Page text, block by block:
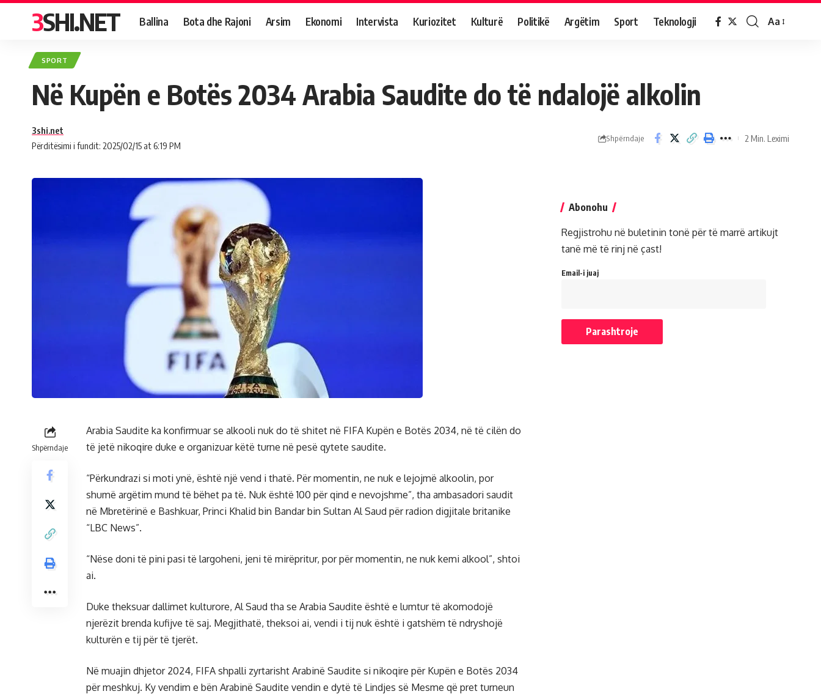
3SHI.NET Ballina Bota dhe Rajoni Arsim Ekonomi Intervista Kuriozitet Kulturë Politikë Argëtim Sport Teknologji Aa
SPORT
Në Kupën e Botës 2034 Arabia Saudite do të ndalojë alkolin
Përditësimi i fundit: 2025/02/15 at 6:19 PM
3shi.net
Shpërndaje 2 Min. Leximi
Shpërndaje
Arabia Saudite ka konfirmuar se alkooli nuk do të shitet në FIFA Kupën e Botës 2034, në të cilën do
të jetë nikoqire duke e organizuar këtë turne në pesë qytete saudite.
“Përkundrazi si moti ynë, është një vend i thatë. Për momentin, ne nuk e lejojmë alkoolin, por
shumë argëtim mund të bëhet pa të. Nuk është 100 për qind e nevojshme”, tha ambasadori saudit
në Mbretërinë e Bashkuar, Princi Khalid bin Bandar bin Sultan Al Saud për radion digjitale britanike
“LBC News”.
“Nëse doni të pini pasi të largoheni, jeni të mirëpritur, por për momentin, ne nuk kemi alkool”, shtoi
ai.
Duke theksuar dallimet kulturore, Al Saud tha se Arabia Saudite është e lumtur të akomodojë
njerëzit brenda kufijve të saj. Megjithatë, theksoi ai, vendi i tij nuk është i gatshëm të ndryshojë
kulturën e tij për të tjerët.
Në muajin dhjetor 2024, FIFA shpalli zyrtarisht Arabinë Saudite si nikoqire për Kupën e Botës 2034
për meshkuj. Ky vendim e bën Arabinë Saudite vendin e dytë të Lindjes së Mesme që pret turneun
Abonohu
Regjistrohu në buletinin tonë për të marrë artikujt
tanë më të rinj në çast!
Email-i juaj